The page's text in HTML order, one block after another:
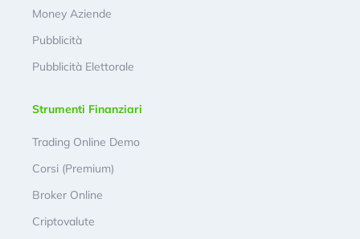
Money Aziende
Pubblicità
Pubblicità Elettorale
Strumenti Finanziari
Trading Online Demo
Corsi (Premium)
Broker Online
Criptovalute